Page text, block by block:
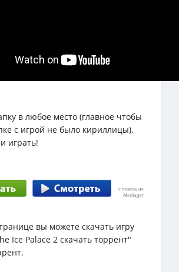
в любое место (главное чтобы
с игрой не было кириллицы).
играть!
вы можете скачать игру
Ice Palace 2 скачать торрент"